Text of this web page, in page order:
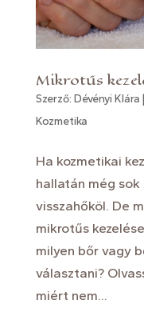
Mikrotűs
Szerző: Dévényi Klára |
Kozmetika
Ha kozmetikai
hallatán még
visszahőköl. De
mikrotűs
milyen bőr vagy
választani?
miért nem...